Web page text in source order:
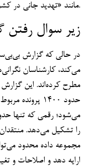
مانند «تهدید جانی در کشور خود» یا «گرایش جنسی» را ارایه کنند.
زیر سوال
در حالی که گزارش
می‌کند، کارشناسان
حدود ۱۴۰۰
را تشکیل می‌دهد.
مجموعه داده محدود
ارایه دهد و اصلاحات و